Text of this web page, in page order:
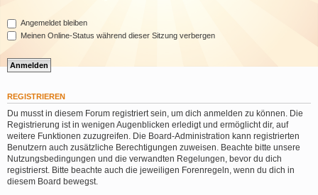
Angemeldet bleiben
Meinen Online-Status während dieser Sitzung verbergen
REGISTRIEREN
Du musst in diesem Forum registriert sein, um dich anmelden zu können. Die
Registrierung ist in wenigen Augenblicken erledigt und ermöglicht dir, auf
weitere Funktionen zuzugreifen. Die Board-Administration kann registrierten
Benutzern auch zusätzliche Berechtigungen zuweisen. Beachte bitte unsere
Nutzungsbedingungen und die verwandten Regelungen, bevor du dich
registrierst. Bitte beachte auch die jeweiligen Forenregeln, wenn du dich in
diesem Board bewegst.